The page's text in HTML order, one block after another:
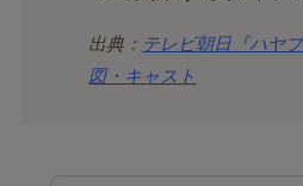
出典： テレビ朝日『ハヤ
図・キャスト